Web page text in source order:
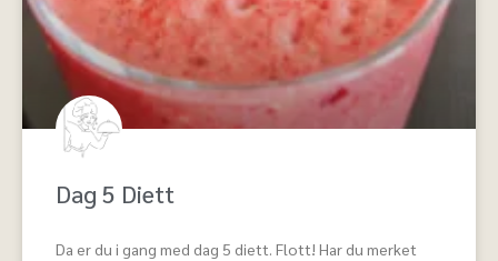
Dag 5 Diett
Da er du i gang med dag 5 diett. Flott! Har du merket